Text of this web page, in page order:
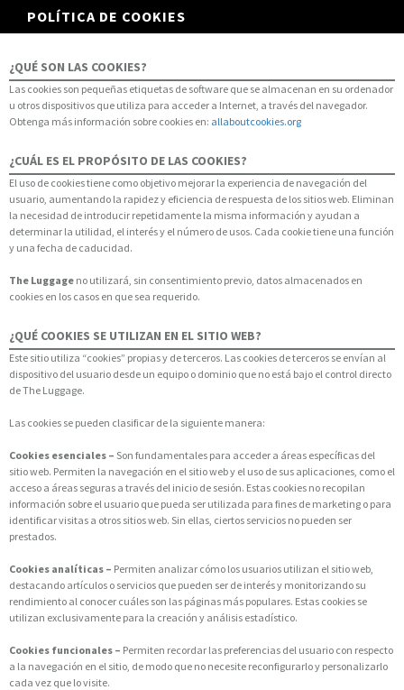
POLÍTICA DE COOKIES
¿QUÉ SON LAS COOKIES?
Las cookies son pequeñas etiquetas de software que se almacenan en su ordenador
u otros dispositivos que utiliza para acceder a Internet, a través del navegador.
Obtenga más información sobre cookies en: allaboutcookies.org
¿CUÁL ES EL PROPÓSITO DE LAS COOKIES?
El uso de cookies tiene como objetivo mejorar la experiencia de navegación del
usuario, aumentando la rapidez y eficiencia de respuesta de los sitios web. Eliminan
la necesidad de introducir repetidamente la misma información y ayudan a
determinar la utilidad, el interés y el número de usos. Cada cookie tiene una función
y una fecha de caducidad.
The Luggage no utilizará, sin consentimiento previo, datos almacenados en
cookies en los casos en que sea requerido.
¿QUÉ COOKIES SE UTILIZAN EN EL SITIO WEB?
Este sitio utiliza “cookies” propias y de terceros. Las cookies de terceros se envían al
dispositivo del usuario desde un equipo o dominio que no está bajo el control directo
de The Luggage.
Las cookies se pueden clasificar de la siguiente manera:
Cookies esenciales – Son fundamentales para acceder a áreas específicas del
sitio web. Permiten la navegación en el sitio web y el uso de sus aplicaciones, como el
acceso a áreas seguras a través del inicio de sesión. Estas cookies no recopilan
información sobre el usuario que pueda ser utilizada para fines de marketing o para
identificar visitas a otros sitios web. Sin ellas, ciertos servicios no pueden ser
prestados.
Cookies analíticas – Permiten analizar cómo los usuarios utilizan el sitio web,
destacando artículos o servicios que pueden ser de interés y monitorizando su
rendimiento al conocer cuáles son las páginas más populares. Estas cookies se
utilizan exclusivamente para la creación y análisis estadístico.
Cookies funcionales – Permiten recordar las preferencias del usuario con respecto
a la navegación en el sitio, de modo que no necesite reconfigurarlo y personalizarlo
cada vez que lo visite.